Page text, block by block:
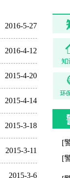
2016-5-27
2016-4-12
2015-4-20
2015-4-14
2015-3-18
2015-3-11
2015-3-6
[
[